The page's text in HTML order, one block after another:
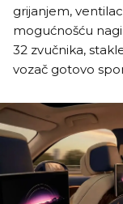
grijanjem,
mogućnošću
32 zvučnika,
vozač gotovo